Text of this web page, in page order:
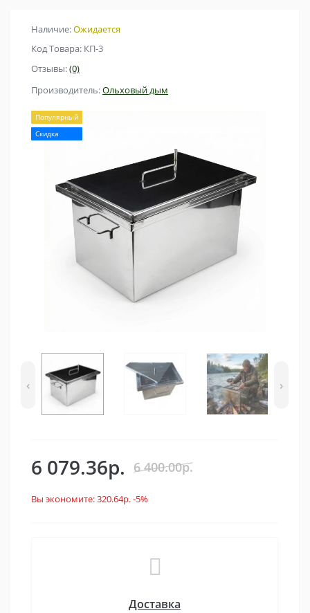
Наличие:Ожидается
Код Товара: КП-3
Отзывы:(0)
Производитель:Ольховый дым
Популярный
Скидка
‹ ›
6 079.36р. 6 400.00р.
Вы экономите:320.64р.-5%
Доставка